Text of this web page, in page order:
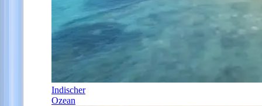
Indischer
Ozean